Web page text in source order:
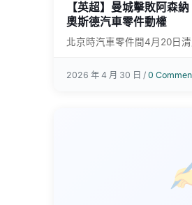
【英超】曼城擊敗阿森
奧斯德汽車零件動權
北京時汽車零件間4月20日
2026 年 4 月 30 日 /0